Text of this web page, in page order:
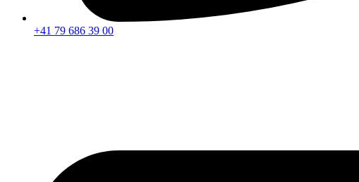
+41 79 686 39 00